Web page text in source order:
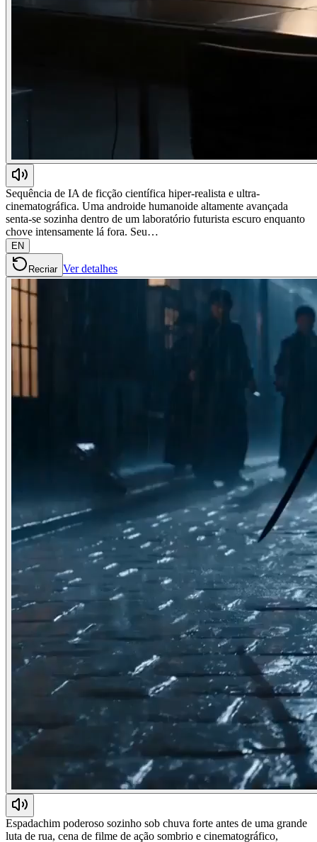
Sequência de IA de ficção científica hiper-realista e ultra-
cinematográfica. Uma androide humanoide altamente avançada
senta-se sozinha dentro de um laboratório futurista escuro enquanto
chove intensamente lá fora. Seu…
EN
Recriar Ver detalhes
Espadachim poderoso sozinho sob chuva forte antes de uma grande
luta de rua, cena de filme de ação sombrio e cinematográfico,